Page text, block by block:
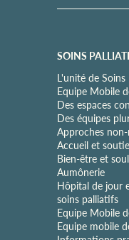
e
c
o
n
f
i
d
e
n
t
i
a
l
i
t
SOINS
L'unité de
Equipe Mobile
Des espaces
Des équipes
Approches
Accueil et
Bien-être et
Aumônerie
Hôpital de jour
soins palliatifs
Equipe Mobile
Equipe mobile